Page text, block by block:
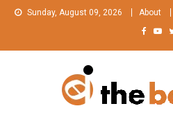
Skip
Sunday, August 09, 2026 About